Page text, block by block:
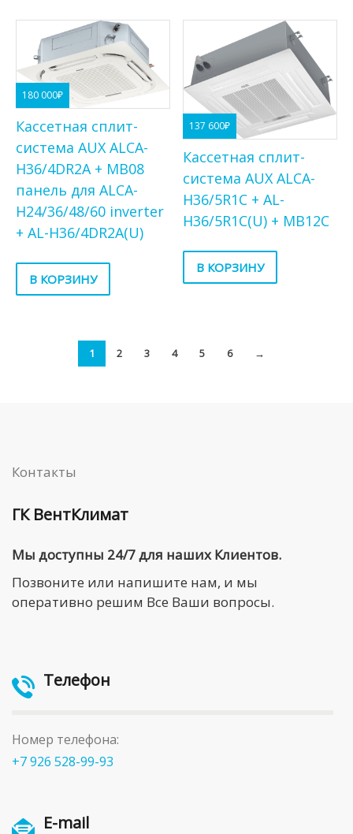
180 000₽
Кассетная сплит-
система AUX ALCA-
H36/4DR2A + MB08
панель для ALCA-
H24/36/48/60 inverter
+ AL-H36/4DR2A(U)
В КОРЗИНУ
137 600₽
Кассетная сплит-
система AUX ALCA-
H36/5R1C + AL-
H36/5R1C(U) + MB12C
В КОРЗИНУ
1 2 3 4 5 6 →
Контакты
ГК ВентКлимат
Мы доступны 24/7 для наших Клиентов.
Позвоните или напишите нам, и мы
оперативно решим Все Ваши вопросы.
Телефон
Номер телефона:
+7 926 528-99-93
E-mail